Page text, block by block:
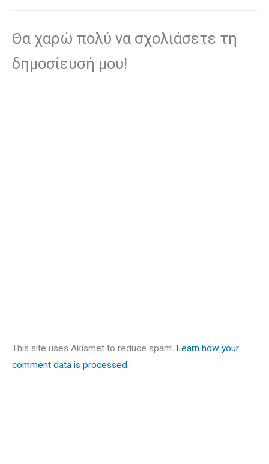
Θα χαρώ πολύ να σχολιάσετε τη
δημοσίευσή μου!
This site uses Akismet to reduce spam. Learn how your
comment data is processed.